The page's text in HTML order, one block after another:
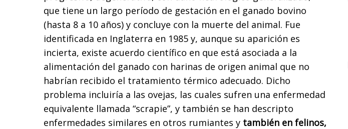
que tiene un largo período de gestación en el ganado bovino
(hasta 8 a 10 años) y concluye con la muerte del animal. Fue
identificada en Inglaterra en 1985 y, aunque su aparición es
incierta, existe acuerdo científico en que está asociada a la
alimentación del ganado con harinas de origen animal que no
habrían recibido el tratamiento térmico adecuado. Dicho
problema incluiría a las ovejas, las cuales sufren una enfermedad
equivalente llamada “scrapie”, y también se han descripto
enfermedades similares en otros rumiantes y también en felinos,